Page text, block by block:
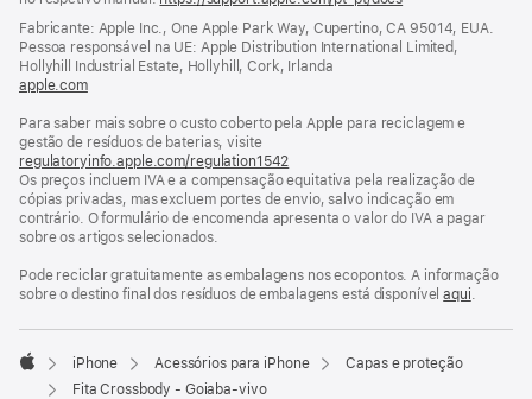
rodapé
nova
janela)
Fabricante: Apple Inc., One Apple Park Way, Cupertino, CA 95014, EUA.
Pessoa responsável na UE: Apple Distribution International Limited,
Hollyhill Industrial Estate, Hollyhill, Cork, Irlanda
apple.com(abre
nova
janela)
Para saber mais sobre o custo coberto pela Apple para reciclagem e
gestão de resíduos de baterias, visite
regulatoryinfo.apple.com/regulation1542
numa
nova
janela)
Os preços incluem IVA e a compensação equitativa pela realização de
cópias privadas, mas excluem portes de envio, salvo indicação em
contrário. O formulário de encomenda apresenta o valor do IVA a pagar
sobre os artigos selecionados.
Pode reciclar gratuitamente as embalagens nos ecopontos. A informação
sobre o destino final dos resíduos de embalagens está disponívelaqui.
Apple
iPhone Acessórios para iPhone
Capas e proteção
Fita Crossbody - Goiaba‑vivo